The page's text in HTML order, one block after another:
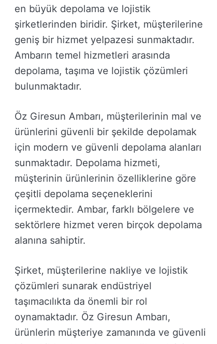
en büyük depolama ve lojistik
şirketlerinden biridir. Şirket, müşterilerine
geniş bir hizmet yelpazesi sunmaktadır.
Ambarın temel hizmetleri arasında
depolama, taşıma ve lojistik çözümleri
bulunmaktadır.
Öz Giresun Ambarı, müşterilerinin mal ve
ürünlerini güvenli bir şekilde depolamak
için modern ve güvenli depolama alanları
sunmaktadır. Depolama hizmeti,
müşterinin ürünlerinin özelliklerine göre
çeşitli depolama seçeneklerini
içermektedir. Ambar, farklı bölgelere ve
sektörlere hizmet veren birçok depolama
alanına sahiptir.
Şirket, müşterilerine nakliye ve lojistik
çözümleri sunarak endüstriyel
taşımacılıkta da önemli bir rol
oynamaktadır. Öz Giresun Ambarı,
ürünlerin müşteriye zamanında ve güvenli